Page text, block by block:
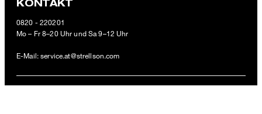
Flex Cross Chino Code, beige
€ 109,95
€ 69,95
KONTAKT
0820 - 220201
Mo – Fr 8–20 Uhr und Sa 9–12 Uhr
E-Mail:service.at@strellson.com